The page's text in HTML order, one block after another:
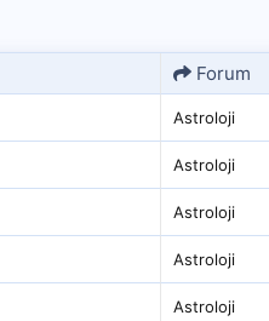
Forum
Astroloji
Astroloji
Astroloji
Astroloji
Astroloji